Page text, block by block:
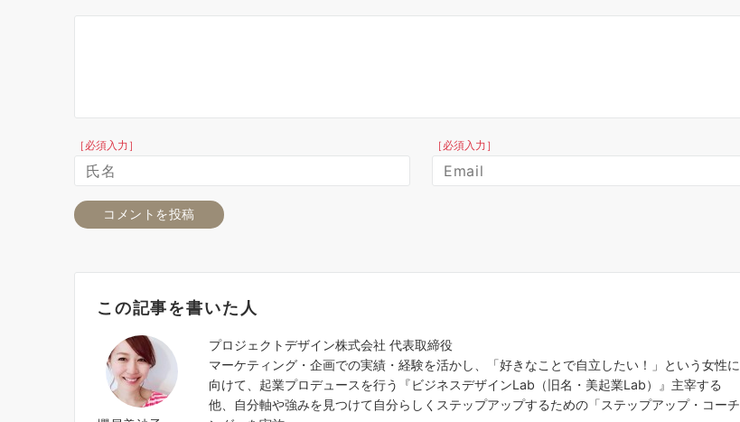
［必須入力］ ［必須入力］
この記事を書いた人
プロジェクトデザイン株式会社 代表取締役
マーケティング・企画での実績・経験を活かし、「好きなことで自立したい！」という女性に
向けて、起業プロデュースを行う『ビジネスデザインLab（旧名・美起業Lab）』主宰する
他、自分軸や強みを見つけて自分らしくステップアップするための「ステップアップ・コーチ